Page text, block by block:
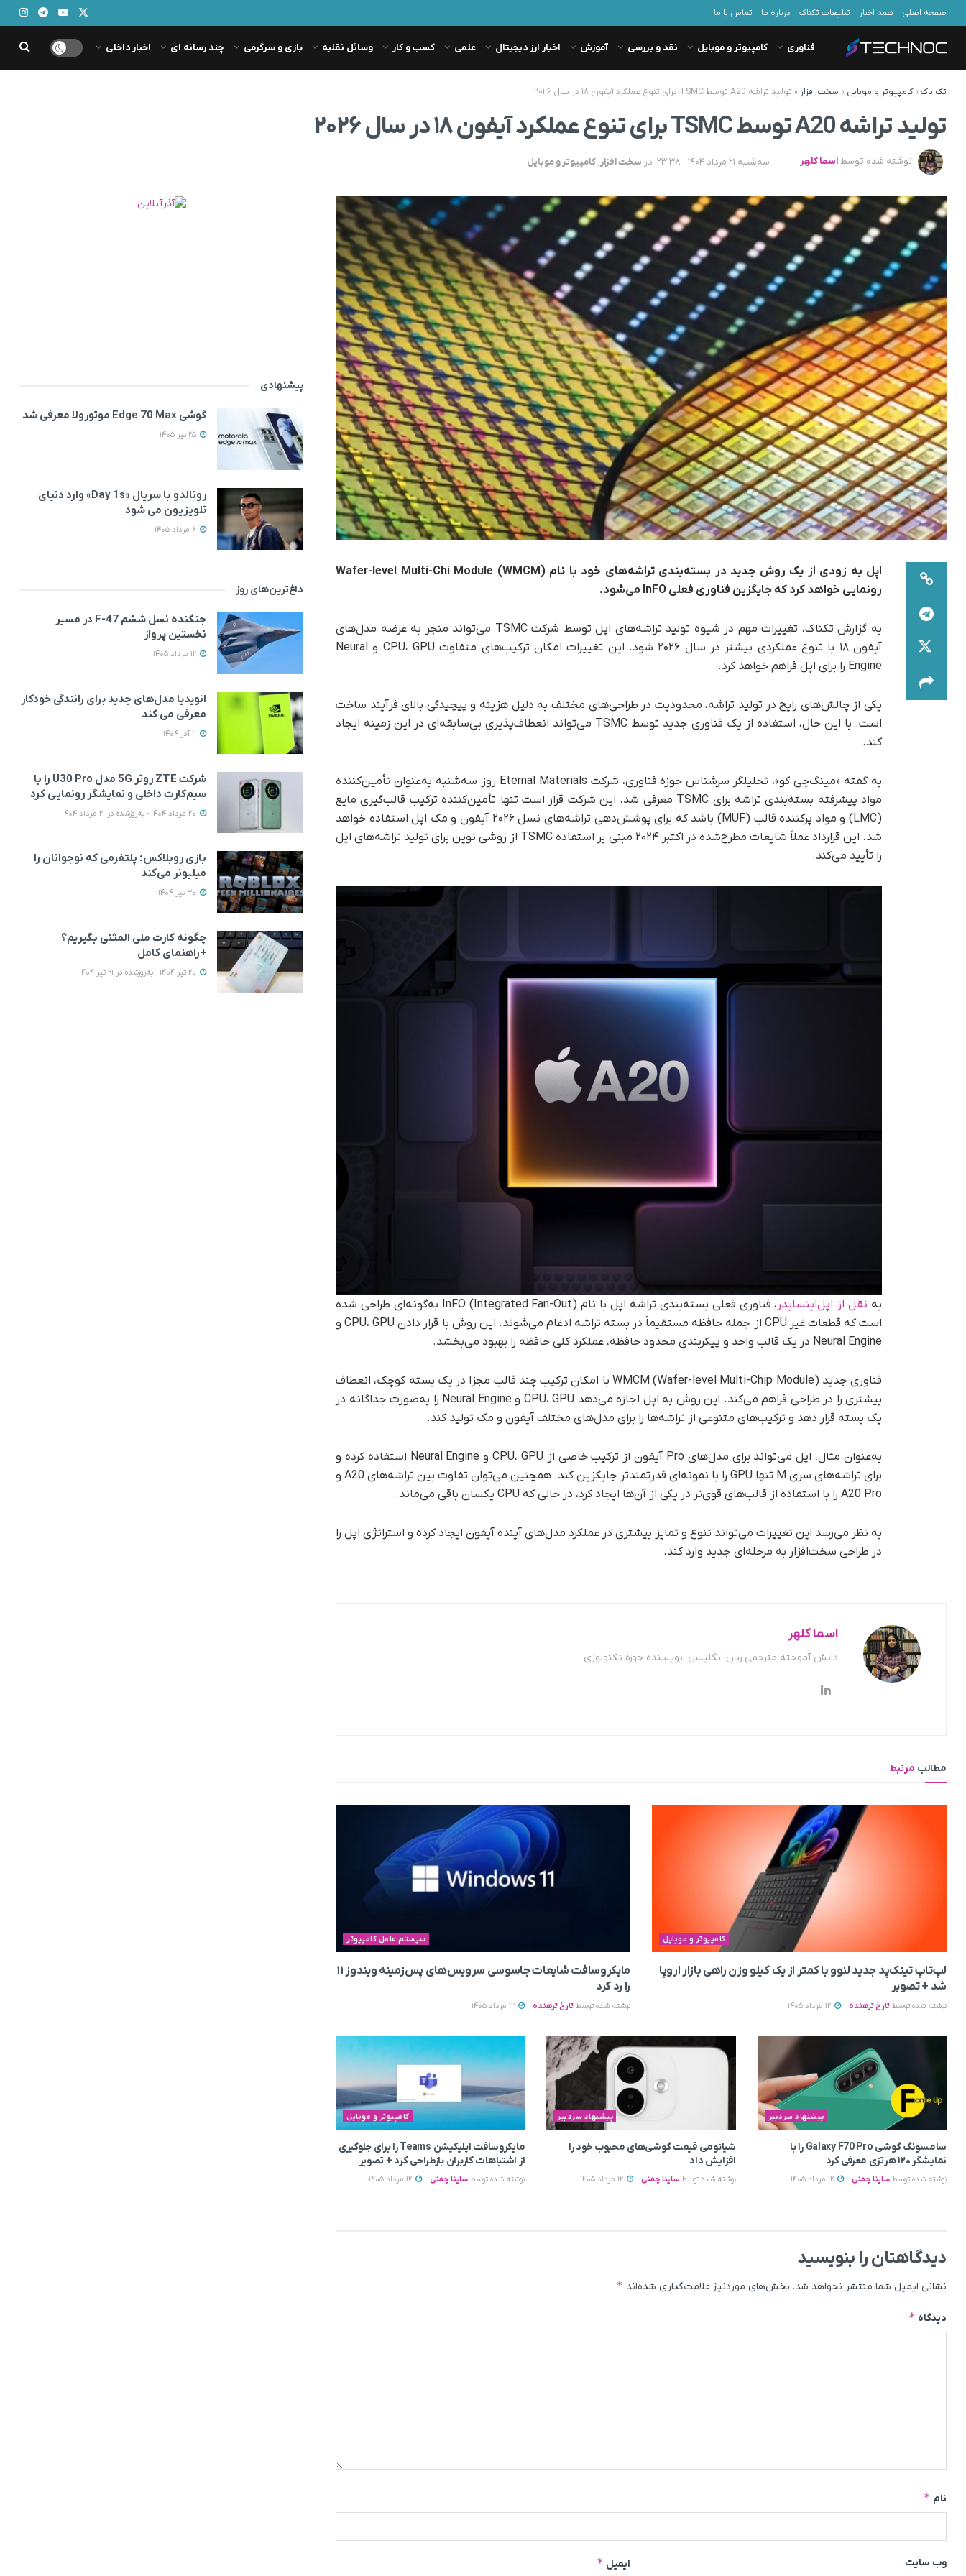
صفحه اصلی همه اخبار تبلیغات تکناک درباره ما تماس با ما
فناوری کامپیوتر و موبایل نقد و بررسی آموزش اخبار ارز دیجیتال علمی کسب و کار وسائل نقلیه بازی و سرگرمی چند رسانه ای اخبار داخلی
تک ناک»کامپیوتر و موبایل » سخت افزار » تولید تراشه A20 توسط TSMC برای تنوع عملکرد آیفون ۱۸ در سال ۲۰۲۶
تولید تراشه A20 توسط TSMC برای تنوع عملکرد آیفون ۱۸ در سال ۲۰۲۶
نوشته شده توسط اسما کلهر سه‌شنبه 21 مرداد 1404 - 23:38 در سخت افزار,کامپیوتر و موبایل
اپل به زودی از یک روش جدید در بسته‌بندی تراشه‌های خود با نام Wafer-level Multi-Chi Module (WMCM)
رونمایی خواهد کرد که جایگزین فناوری فعلی InFO می‌شود.
به گزارش تکناک، تغییرات مهم در شیوه تولید تراشه‌های اپل توسط شرکت TSMC می‌تواند منجر به عرضه مدل‌های
آیفون ۱۸ با تنوع عملکردی بیشتر در سال ۲۰۲۶ شود. این تغییرات امکان ترکیب‌های متفاوت CPU، GPU و Neural
Engine را برای اپل فراهم خواهد کرد.
یکی از چالش‌های رایج در تولید تراشه، محدودیت در طراحی‌های مختلف به دلیل هزینه و پیچیدگی بالای فرآیند ساخت
است. با این حال، استفاده از یک فناوری جدید توسط TSMC می‌تواند انعطاف‌پذیری بی‌سابقه‌ای در این زمینه ایجاد
کند.
به گفته «مینگ‌چی کو»، تحلیلگر سرشناس حوزه فناوری، شرکت Eternal Materials روز سه‌شنبه به‌عنوان تأمین‌کننده
مواد پیشرفته بسته‌بندی تراشه برای TSMC معرفی شد. این شرکت قرار است تنها تأمین‌کننده ترکیب قالب‌گیری مایع
(LMC) و مواد پرکننده قالب (MUF) باشد که برای پوشش‌دهی تراشه‌های نسل ۲۰۲۶ آیفون و مک اپل استفاده خواهد
شد. این قرارداد عملاً شایعات مطرح‌شده در اکتبر ۲۰۲۴ مبنی بر استفاده TSMC از روشی نوین برای تولید تراشه‌های اپل
را تأیید می‌کند.
به نقل از اپل‌اینسایدر
، فناوری فعلی بسته‌بندی تراشه اپل با نام InFO (Integrated Fan-Out) به‌گونه‌ای طراحی شده
است که قطعات غیر CPU از جمله حافظه مستقیماً در بسته تراشه ادغام می‌شوند. این روش با قرار دادن CPU، GPU و
Neural Engine در یک قالب واحد و پیکربندی محدود حافظه، عملکرد کلی حافظه را بهبود می‌بخشد.
فناوری جدید WMCM (Wafer-level Multi-Chip Module) با امکان ترکیب چند قالب مجزا در یک بسته کوچک، انعطاف
بیشتری را در طراحی فراهم می‌کند. این روش به اپل اجازه می‌دهد CPU، GPU و Neural Engine را به‌صورت جداگانه در
یک بسته قرار دهد و ترکیب‌های متنوعی از تراشه‌ها را برای مدل‌های مختلف آیفون و مک تولید کند.
به‌عنوان مثال، اپل می‌تواند برای مدل‌های Pro آیفون از ترکیب خاصی از CPU، GPU و Neural Engine استفاده کرده و
برای تراشه‌های سری M تنها GPU را با نمونه‌ای قدرتمندتر جایگزین کند. همچنین می‌توان تفاوت بین تراشه‌های A20 و
A20 Pro را با استفاده از قالب‌های قوی‌تر در یکی از آن‌ها ایجاد کرد، در حالی که CPU یکسان باقی می‌ماند.
به نظر می‌رسد این تغییرات می‌تواند تنوع و تمایز بیشتری در عملکرد مدل‌های آینده آیفون ایجاد کرده و استراتژی اپل را
در طراحی سخت‌افزار به مرحله‌ای جدید وارد کند.
اسما کلهر
دانش آموخته مترجمی زبان انگلیسی ،نویسنده حوزه تکنولوژی
مطالب مرتبط
کامپیوتر و موبایل
لپ‌تاپ تینک‌پد جدید لنوو با کمتر از یک کیلو وزن راهی بازار اروپا
شد + تصویر
نوشته شده توسط تارخ ترهنده
سیستم عامل کامپیوتر
مایکروسافت شایعات جاسوسی سرویس‌های پس‌زمینه ویندوز ۱۱
را رد کرد
نوشته شده توسط تارخ ترهنده
پیشنهاد سردبیر
سامسونگ گوشی Galaxy F70 Pro را با
نمایشگر ۱۲۰ هرتزی معرفی کرد
نوشته شده توسط ساینا چمنی
پیشنهاد سردبیر
شیائومی قیمت گوشی‌های محبوب خود را
افزایش داد
نوشته شده توسط ساینا چمنی 12 مرداد 1405
کامپیوتر و موبایل
مایکروسافت اپلیکیشن Teams را برای جلوگیری
از اشتباهات کاربران بازطراحی کرد + تصویر
نوشته شده توسط ساینا چمنی
دیدگاهتان را بنویسید
نشانی ایمیل شما منتشر نخواهد شد. بخش‌های موردنیاز علامت‌گذاری شده‌اند *
دیدگاه *
نام *
ایمیل * وب‌ سایت
پیشنهادی
گوشی Edge 70 Max موتورولا معرفی شد
رونالدو با سریال «Day 1s» وارد دنیای
تلویزیون می‌ شود
داغ‌ترین‌های روز
جنگنده نسل ششم F-47 در مسیر
نخستین پرواز
انویدیا مدل‌های جدید برای رانندگی خودکار
معرفی می کند
شرکت ZTE روتر 5G مدل U30 Pro را با
سیم‌کارت داخلی و نمایشگر رونمایی کرد
بازی روبلاکس؛ پلتفرمی که نوجوانان را
میلیونر می‌کند
چگونه کارت ملی المثنی بگیریم؟
+راهنمای کامل